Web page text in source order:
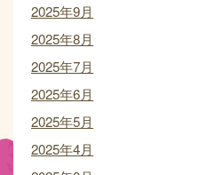
2025年9月
2025年8月
2025年7月
2025年6月
2025年5月
2025年4月